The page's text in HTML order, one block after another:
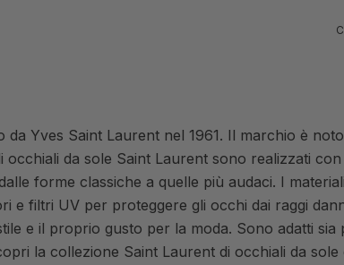
Yves Saint Laurent nel 1961. Il marchio è
da sole Saint Laurent sono realizzati
forme classiche a quelle più audaci. I
e filtri UV per proteggere gli occhi dai raggi
e il proprio gusto per la moda. Sono adatti
la collezione Saint Laurent di occhiali da